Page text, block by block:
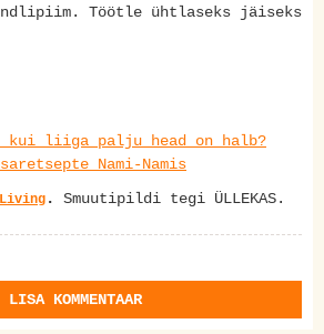
Töötle ühtlaseks jäiseks
kui liiga palju head on halb?
Nami-Namis
. Smuutipildi tegi ÜLLEKAS.
LISA KOMMENTAAR